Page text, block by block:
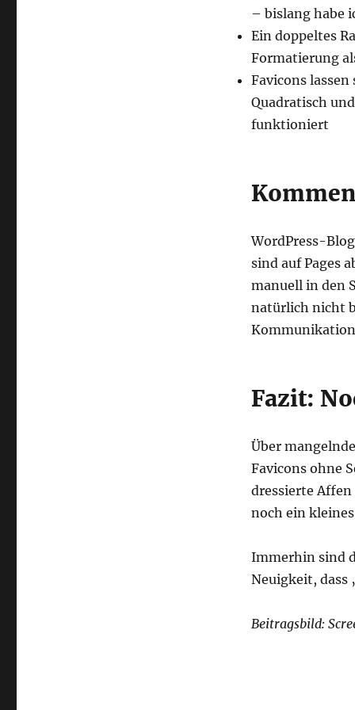
– bislang habe
Ein doppeltes
Formatierung
Favicons
Quadratisch
funktioniert
WordPress-
sind auf Pages
manuell in den
natürlich nicht
Fazit:
Über
Favicons ohne
dressierte
noch ein
Immerhin sind
Neuigkeit, dass
Beitragsbild: